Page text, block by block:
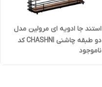
استند جا ادویه ای مرولین مدل
دو طبقه چاشنی CHASHNI کد
40222
ناموجود